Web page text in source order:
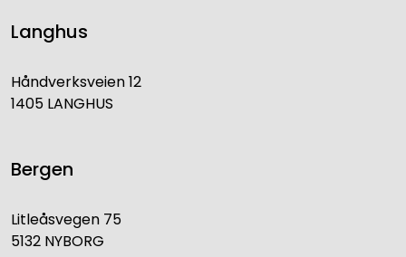
Langhus
Håndverksveien 12
1405 LANGHUS
Bergen
Litleåsvegen 75
5132 NYBORG